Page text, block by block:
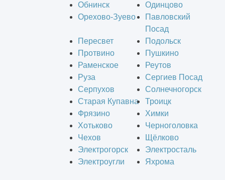
Обнинск
Одинцово
Орехово-Зуево
Павловский
Посад
Пересвет
Подольск
Протвино
Пушкино
Раменское
Реутов
Руза
Сергиев Посад
Серпухов
Солнечногорск
Старая Купавна
Троицк
Фрязино
Химки
Хотьково
Черноголовка
Чехов
Щёлково
Электрогорск
Электросталь
Электроугли
Яхрома